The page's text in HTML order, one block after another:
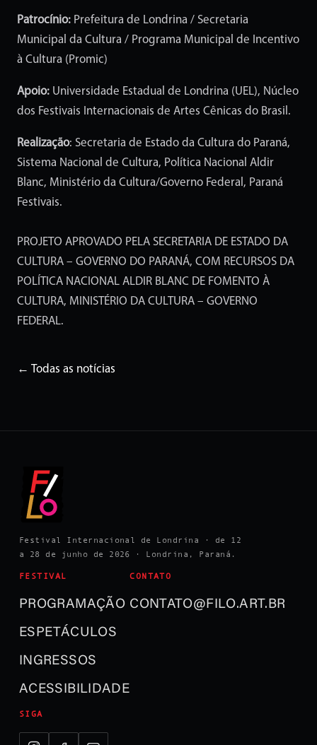
Patrocínio: Prefeitura de Londrina / Secretaria
Municipal da Cultura / Programa Municipal de Incentivo
à Cultura (Promic)
Apoio: Universidade Estadual de Londrina (UEL), Núcleo
dos Festivais Internacionais de Artes Cênicas do Brasil.
Realização: Secretaria de Estado da Cultura do Paraná,
Sistema Nacional de Cultura, Política Nacional Aldir
Blanc, Ministério da Cultura/Governo Federal, Paraná
Festivais.
PROJETO APROVADO PELA SECRETARIA DE ESTADO DA
CULTURA – GOVERNO DO PARANÁ, COM RECURSOS DA
POLÍTICA NACIONAL ALDIR BLANC DE FOMENTO À
CULTURA, MINISTÉRIO DA CULTURA – GOVERNO
FEDERAL.
← Todas as notícias
Festival Internacional de Londrina · de 12
a 28 de junho de 2026 · Londrina, Paraná.
FESTIVAL
PROGRAMAÇÃO
ESPETÁCULOS
INGRESSOS
ACESSIBILIDADE
CONTATO
CONTATO@FILO.ART.BR
SIGA